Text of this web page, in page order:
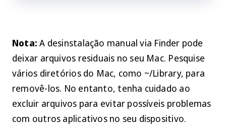
Nota: A desinstalação manual via Finder pode
deixar arquivos residuais no seu Mac. Pesquise
vários diretórios do Mac, como ~/Library, para
removê-los. No entanto, tenha cuidado ao
excluir arquivos para evitar possíveis problemas
com outros aplicativos no seu dispositivo.